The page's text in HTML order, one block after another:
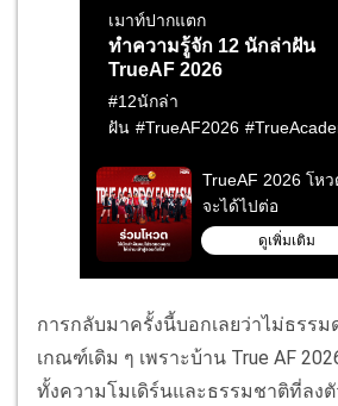
การกลับมาครั้งนี้บอกเลยว่าไม่ธรร
เกณฑ์เดิม ๆ เพราะบ้าน True AF
ทั้งความโมเดิร์นและธรรมชาติที่ลง